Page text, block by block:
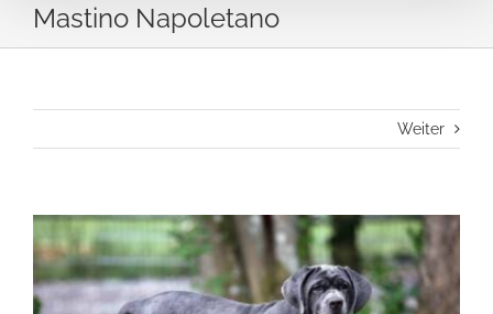
Mastino Napoletano
Weiter
Larger
Image